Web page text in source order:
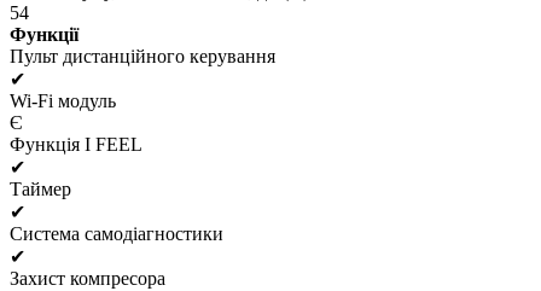
54
Функції
Пульт дистанційного керування
✔
Wi-Fi модуль
Є
Функція I FEEL
✔
Таймер
✔
Система самодіагностики
✔
Захист компресора